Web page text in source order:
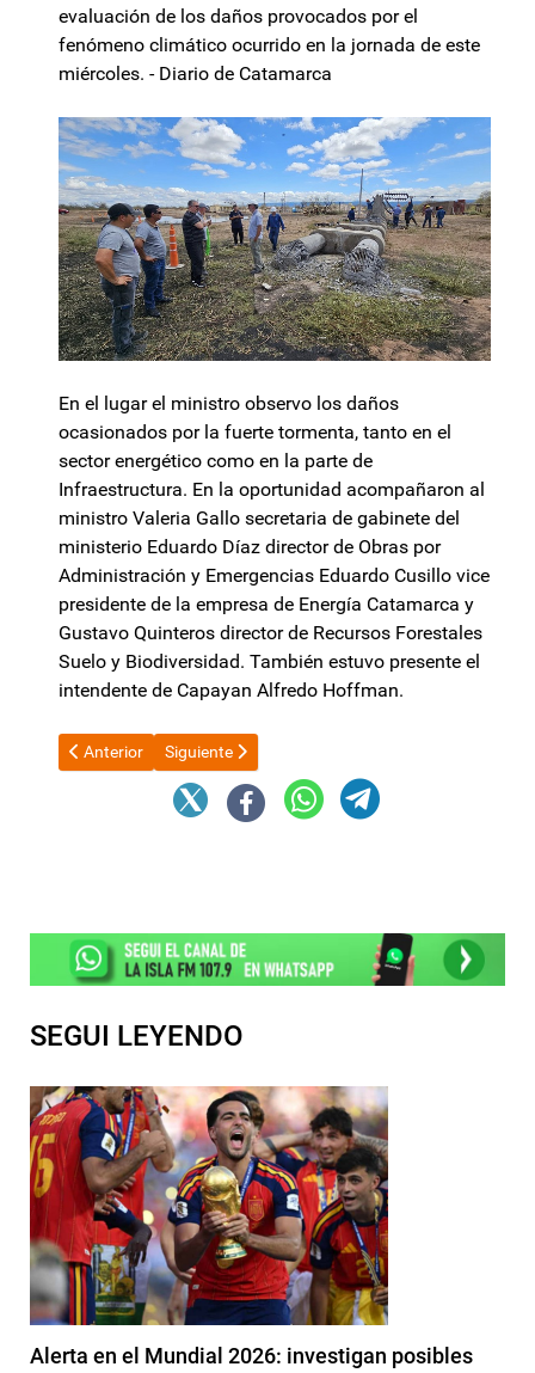
evaluación de los daños provocados por el
fenómeno climático ocurrido en la jornada de este
miércoles. - Diario de Catamarca
En el lugar el ministro observo los daños
ocasionados por la fuerte tormenta, tanto en el
sector energético como en la parte de
Infraestructura. En la oportunidad acompañaron al
ministro Valeria Gallo secretaria de gabinete del
ministerio Eduardo Díaz director de Obras por
Administración y Emergencias Eduardo Cusillo vice
presidente de la empresa de Energía Catamarca y
Gustavo Quinteros director de Recursos Forestales
Suelo y Biodiversidad. También estuvo presente el
intendente de Capayan Alfredo Hoffman.
Artículo anterior: Un diputado se escindió del bloque oficialista
Anterior Artículo siguiente: Se viene una nueva suba de
Siguiente
SEGUI LEYENDO
Alerta en el Mundial 2026: investigan posibles